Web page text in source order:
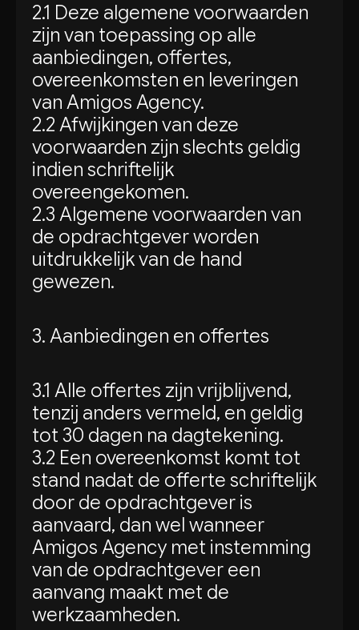
2.1 Deze algemene voorwaarden
zijn van toepassing op alle
aanbiedingen, offertes,
overeenkomsten en leveringen
van Amigos Agency.
2.2 Afwijkingen van deze
voorwaarden zijn slechts geldig
indien schriftelijk
overeengekomen.
2.3 Algemene voorwaarden van
de opdrachtgever worden
uitdrukkelijk van de hand
gewezen.
3. Aanbiedingen en offertes
3.1 Alle offertes zijn vrijblijvend,
tenzij anders vermeld, en geldig
tot 30 dagen na dagtekening.
3.2 Een overeenkomst komt tot
stand nadat de offerte schriftelijk
door de opdrachtgever is
aanvaard, dan wel wanneer
Amigos Agency met instemming
van de opdrachtgever een
aanvang maakt met de
werkzaamheden.